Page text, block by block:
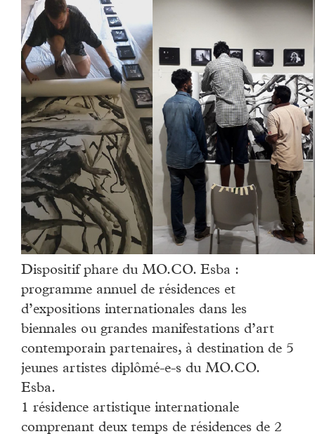
Dispositif phare du MO.CO. Esba :
programme annuel de résidences et
d’expositions internationales dans les
biennales ou grandes manifestations d’art
contemporain partenaires, à destination de 5
jeunes artistes diplômé-e-s du MO.CO.
Esba.
1 résidence artistique internationale
comprenant deux temps de résidences de 2